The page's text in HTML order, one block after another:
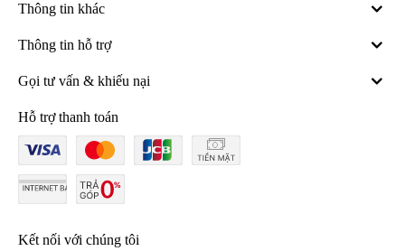
Công nghệ sạc nhanh
S Pen
Kết nối mạng di động
Bluetooth
Thông tin khác
Thông tin hỗ trợ
Gọi tư vấn & khiếu nại
Hỗ trợ thanh toán
Kết nối với chúng tôi